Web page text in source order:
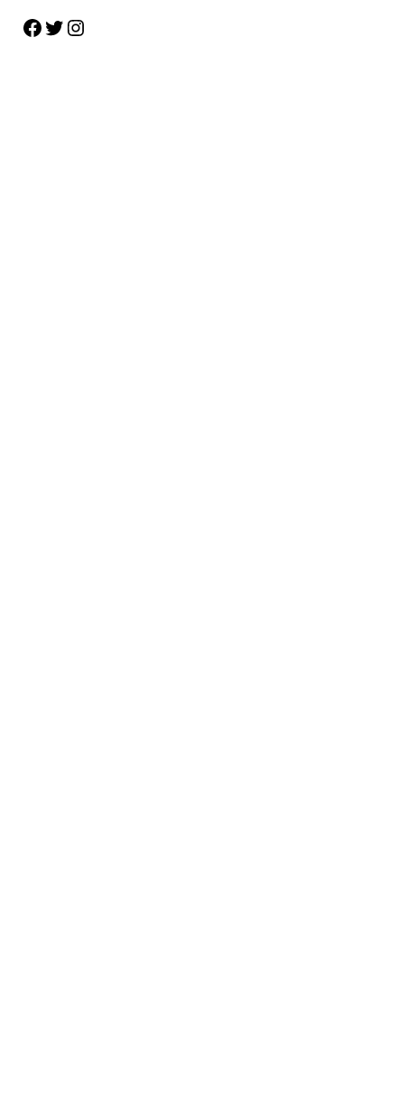
Facebook Twitter Instagram